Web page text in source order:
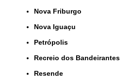
Nova Friburgo
Nova Iguaçu
Petrópolis
Recreio dos Bandeirantes
Resende